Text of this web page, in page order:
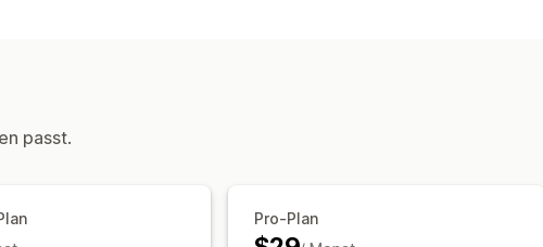
passt.
Pro-Plan